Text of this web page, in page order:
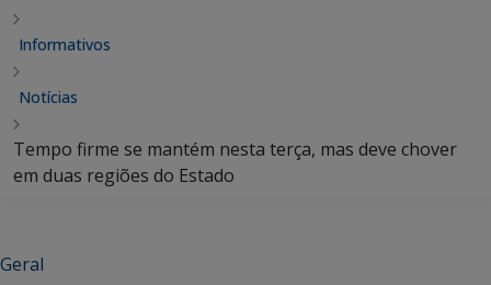
Informativos
Notícias
Tempo firme se mantém nesta terça, mas deve chover
em duas regiões do Estado
Geral